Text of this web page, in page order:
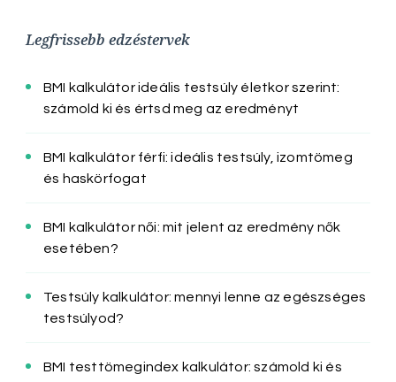
Legfrissebb edzéstervek
BMI kalkulátor ideális testsúly életkor szerint:
számold ki és értsd meg az eredményt
BMI kalkulátor férfi: ideális testsúly, izomtömeg
és haskörfogat
BMI kalkulátor női: mit jelent az eredmény nők
esetében?
Testsúly kalkulátor: mennyi lenne az egészséges
testsúlyod?
BMI testtömegindex kalkulátor: számold ki és